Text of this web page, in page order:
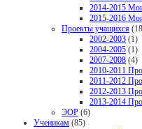
2014-2015
2015-2016
Проекты учащихся
2002-2003 (1)
2004-2005 (1)
2007-2008 (4)
2010-2011
2011-2012
2012-2013
2013-2014
ЭОР (6)
Ученикам (85)